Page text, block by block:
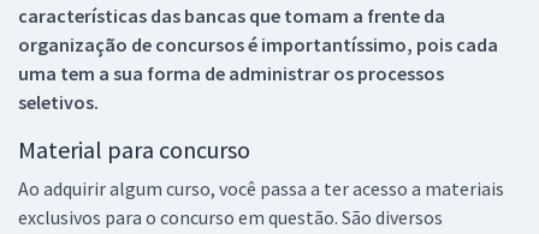
características das bancas que tomam a frente da
organização de concursos é importantíssimo, pois cada
uma tem a sua forma de administrar os processos
seletivos.
Material para concurso
Ao adquirir algum curso, você passa a ter acesso a materiais
exclusivos para o concurso em questão. São diversos